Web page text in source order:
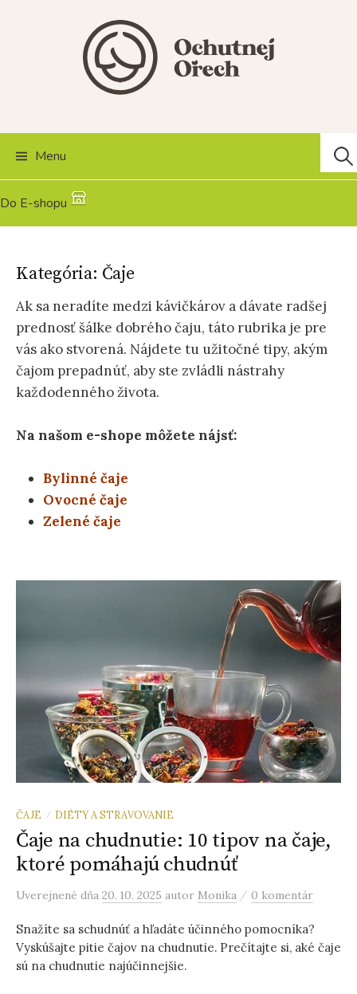
Menu
Do E-shopu
Kategória: Čaje
Ak sa neradíte medzi kávičkárov a dávate radšej
prednosť šálke dobrého čaju, táto rubrika je pre
vás ako stvorená. Nájdete tu užitočné tipy, akým
čajom prepadnúť, aby ste zvládli nástrahy
každodenného života.
Na našom e-shope môžete nájsť:
Bylinné čaje
Ovocné čaje
Zelené čaje
ČAJE / DIÉTY A STRAVOVANIE
Čaje na chudnutie: 10 tipov na čaje,
ktoré pomáhajú chudnúť
Uverejnené dňa 20. 10. 2025 autor Monika / 0 komentár
Snažíte sa schudnúť a hľadáte účinného pomocníka?
Vyskúšajte pitie čajov na chudnutie. Prečítajte si, aké čaje
sú na chudnutie najúčinnejšie.